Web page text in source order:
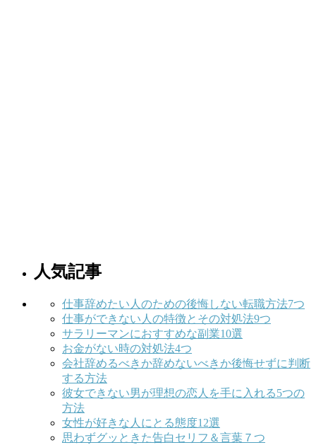
人気記事
仕事辞めたい人のための後悔しない転職方法7つ
仕事ができない人の特徴とその対処法9つ
サラリーマンにおすすめな副業10選
お金がない時の対処法4つ
会社辞めるべきか辞めないべきか後悔せずに判断
する方法
彼女できない男が理想の恋人を手に入れる5つの
方法
女性が好きな人にとる態度12選
思わずグッときた告白セリフ＆言葉７つ